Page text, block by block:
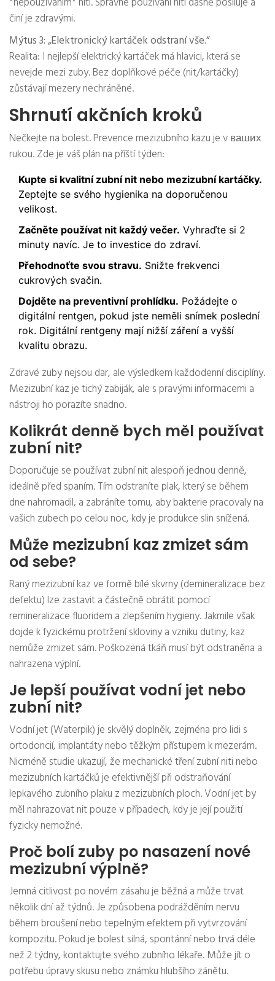
činí je zdravými.
Mýtus 3: „Elektronický kartáček odstraní vše.“
Realita: I nejlepší elektrický kartáček má hlavici, která se
nevejde mezi zuby. Bez doplňkové péče (nit/kartáčky)
zůstávají mezery nechráněné.
Shrnutí akčních kroků
Nečkejte na bolest. Prevence mezizubního kazu je v ваших
rukou. Zde je váš plán na příští týden:
Kupte si kvalitní zubní nit nebo mezizubní kartáčky.
Zeptejte se svého hygienika na doporučenou
velikost.
Začněte používat nit každý večer. Vyhraďte si 2
minuty navíc. Je to investice do zdraví.
Přehodnoťte svou stravu. Snižte frekvenci
cukrových svačin.
Dojděte na preventivní prohlídku. Požádejte o
digitální rentgen, pokud jste neměli snímek poslední
rok. Digitální rentgeny mají nižší záření a vyšší
kvalitu obrazu.
Zdravé zuby nejsou dar, ale výsledkem každodenní disciplíny.
Mezizubní kaz je tichý zabiják, ale s pravými informacemi a
nástroji ho porazíte snadno.
Kolikrát denně bych měl používat
zubní nit?
Doporučuje se používat zubní nit alespoň jednou denně,
ideálně před spaním. Tím odstraníte plak, který se během
dne nahromadil, a zabráníte tomu, aby bakterie pracovaly na
vašich zubech po celou noc, kdy je produkce slin snížená.
Může mezizubní kaz zmizet sám
od sebe?
Raný mezizubní kaz ve formě bílé skvrny (demineralizace bez
defektu) lze zastavit a částečně obrátit pomocí
remineralizace fluoridem a zlepšením hygieny. Jakmile však
dojde k fyzickému protržení skloviny a vzniku dutiny, kaz
nemůže zmizet sám. Poškozená tkáň musí být odstraněna a
nahrazena výplní.
Je lepší používat vodní jet nebo
zubní nit?
Vodní jet (Waterpik) je skvělý doplněk, zejména pro lidi s
ortodoncií, implantáty nebo těžkým přístupem k mezerám.
Nicméně studie ukazují, že mechanické tření zubní niti nebo
mezizubních kartáčků je efektivnější při odstraňování
lepkavého zubního plaku z mezizubních ploch. Vodní jet by
měl nahrazovat nit pouze v případech, kdy je její použití
fyzicky nemožné.
Proč bolí zuby po nasazení nové
mezizubní výplně?
Jemná citlivost po novém zásahu je běžná a může trvat
několik dní až týdnů. Je způsobena podrážděním nervu
během broušení nebo tepelným efektem při vytvrzování
kompozitu. Pokud je bolest silná, spontánní nebo trvá déle
než 2 týdny, kontaktujte svého zubního lékaře. Může jít o
potřebu úpravy skusu nebo známku hlubšího zánětu.